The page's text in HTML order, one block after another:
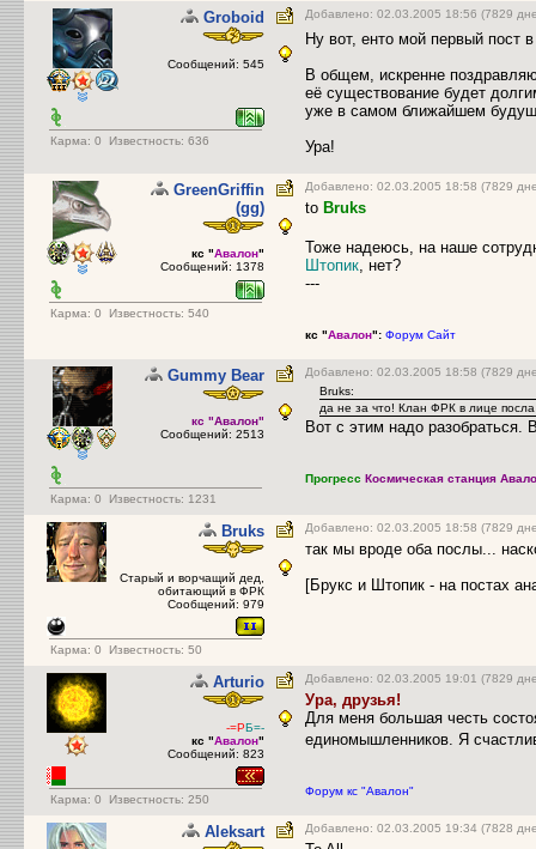
Groboid
Сообщений: 545
Карма: 0 Известность: 636
Добавлено: 02.03.2005 18:56 (7829
Ну вот, енто мой первый пост
В общем, искренне
её существование будет
уже в самом ближайшем
Ура!
GreenGriffin
(gg)
кс "Авалон"
Сообщений: 1378
Карма: 0 Известность: 540
Добавлено: 02.03.2005 18:58 (7829
to Bruks
Тоже надеюсь, на наше
Штопик, нет?
---
кс "Авалон": Форум Сайт
Gummy Bear
кс "Авалон"
Сообщений: 2513
Карма: 0 Известность: 1231
Добавлено: 02.03.2005 18:58 (7829
Bruks:
да не за что! Клан ФРК в лице
Вот с этим надо разобраться.
Прогресс Космическая станция
Bruks
Старый и ворчащий дед,
обитающий в ФРК
Сообщений: 979
Карма: 0 Известность: 50
Добавлено: 02.03.2005 18:58 (7829
так мы вроде оба послы...
[Брукс и Штопик - на постах
Arturio
-=РБ=-
кс "Авалон"
Сообщений: 823
Карма: 0 Известность: 250
Добавлено: 02.03.2005 19:01 (7829
Ура, друзья!
Для меня большая честь
единомышленников. Я
Форум кс "Авалон"
Aleksart Добавлено: 02.03.2005 19:34 (7828